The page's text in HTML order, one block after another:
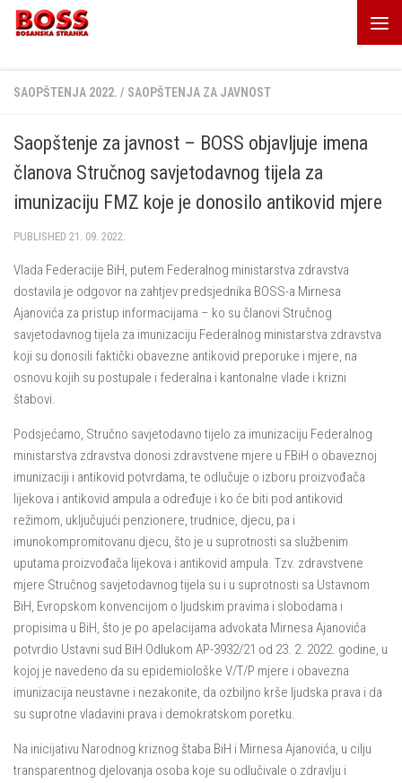
Skip to content
SAOPŠTENJA 2022. / SAOPŠTENJA ZA JAVNOST
Saopštenje za javnost – BOSS objavljuje imena
članova Stručnog savjetodavnog tijela za
imunizaciju FMZ koje je donosilo antikovid mjere
PUBLISHED 21. 09. 2022.
Vlada Federacije BiH, putem Federalnog ministarstva zdravstva
dostavila je odgovor na zahtjev predsjednika BOSS-a Mirnesa
Ajanovića za pristup informacijama – ko su članovi Stručnog
savjetodavnog tijela za imunizaciju Federalnog ministarstva zdravstva
koji su donosili faktički obavezne antikovid preporuke i mjere, na
osnovu kojih su postupale i federalna i kantonalne vlade i krizni
štabovi.
Podsjećamo, Stručno savjetodavno tijelo za imunizaciju Federalnog
ministarstva zdravstva donosi zdravstvene mjere u FBiH o obaveznoj
imunizaciji i antikovid potvrdama, te odlučuje o izboru proizvođača
lijekova i antikovid ampula a određuje i ko će biti pod antikovid
režimom, uključujući penzionere, trudnice, djecu, pa i
imunokompromitovanu djecu, što je u suprotnosti sa službenim
uputama proizvođača lijekova i antikovid ampula. Tzv. zdravstvene
mjere Stručnog savjetodavnog tijela su i u suprotnosti sa Ustavnom
BiH, Evropskom konvencijom o ljudskim pravima i slobodama i
propisima u BiH, što je po apelacijama advokata Mirnesa Ajanovića
potvrdio Ustavni sud BiH Odlukom AP-3932/21 od 23. 2. 2022. godine, u
kojoj je navedeno da su epidemiološke V/T/P mjere i obavezna
imunizacija neustavne i nezakonite, da ozbiljno krše ljudska prava i da
su suprotne vladavini prava i demokratskom poretku.
Na inicijativu Narodnog kriznog štaba BiH i Mirnesa Ajanovića, u cilju
transparentnog djelovanja osoba koje su odlučivale o zdravlju i